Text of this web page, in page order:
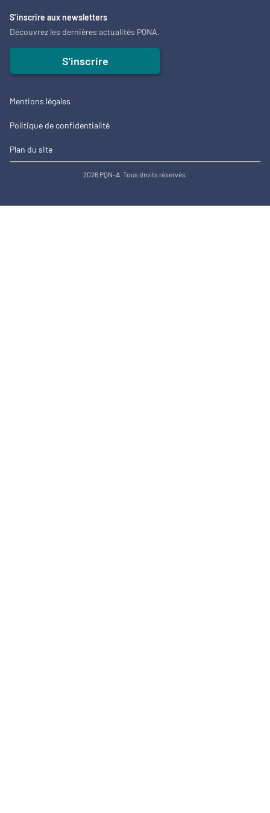
S’inscrire aux newsletters
Découvrez les dernières actualités PQNA.
S'inscrire
Mentions légales
Politique de confidentialité
Plan du site
2026 PQN-A. Tous droits réservés.